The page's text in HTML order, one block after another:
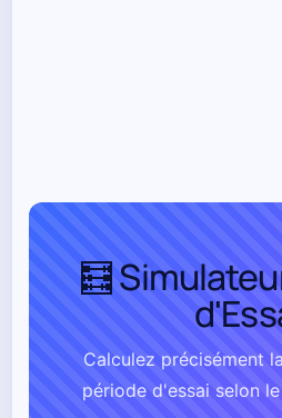
🧮
Calculez précisément
période d'essai selon